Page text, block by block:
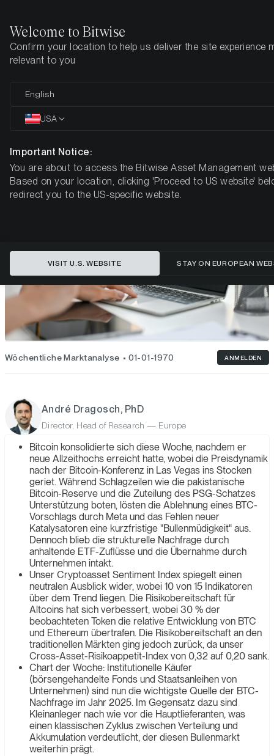
Startseite Market Updates Woche 23, 2025
Bullenmüdigkeit setzt ein:
Institutionelle Nachfrage stützt
Wöchentliche Marktanalyse 01-01-1970 ANMELDEN
André Dragosch, PhD
Director, Head of Research — Europe
Bitcoin konsolidierte sich diese Woche, nachdem er
neue Allzeithochs erreicht hatte, wobei die Preisdynamik
nach der Bitcoin-Konferenz in Las Vegas ins Stocken
geriet. Während Schlagzeilen wie die pakistanische
Bitcoin-Reserve und die Zuteilung des PSG-Schatzes
Unterstützung boten, lösten die Ablehnung eines BTC-
Vorschlags durch Meta und das Fehlen neuer
Katalysatoren eine kurzfristige "Bullenmüdigkeit" aus.
Dennoch blieb die strukturelle Nachfrage durch
anhaltende ETF-Zuflüsse und die Übernahme durch
Unternehmen intakt.
Unser Cryptoasset Sentiment Index spiegelt einen
neutralen Ausblick wider, wobei 10 von 15 Indikatoren
über dem Trend liegen. Die Risikobereitschaft für
Altcoins hat sich verbessert, wobei 30 % der
beobachteten Token die relative Entwicklung von BTC
und Ethereum übertrafen. Die Risikobereitschaft an den
traditionellen Märkten ging jedoch zurück, da unser
Cross-Asset-Risikoappetit-Index von 0,32 auf 0,20 sank.
Chart der Woche: Institutionelle Käufer
(börsengehandelte Fonds und Staatsanleihen von
Unternehmen) sind nun die wichtigste Quelle der BTC-
Nachfrage im Jahr 2025. Im Gegensatz dazu sind
Kleinanleger nach wie vor die Hauptlieferanten, was
einen klassischen Zyklus zwischen Verteilung und
Akkumulation verdeutlicht, der diesen Bullenmarkt
weiterhin prägt.
Welcome to Bitwise
Confirm your location to help us deliver the site experience
relevant to you
English
USA
Important Notice:
You are about to access the Bitwise Asset Management
Based on your location, clicking 'Proceed to US website'
redirect you to the US-specific website.
VISIT U.S. WEBSITE STAY ON EUROPEAN